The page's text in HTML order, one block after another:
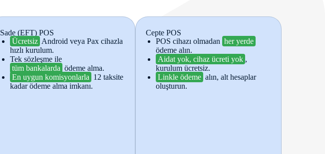
Sade (EFT) POS
Ücretsiz Android veya Pax cihazla
hızlı kurulum.
Tek sözleşme ile
tüm bankalarda ödeme alma.
En uygun komisyonlarla 12 taksite
kadar ödeme alma imkanı.
Cepte POS
POS cihazı olmadan her yerde
ödeme alın.
Aidat yok, cihaz ücreti yok ,
kurulum ücretsiz.
Linkle ödeme alın, alt hesaplar
oluşturun.